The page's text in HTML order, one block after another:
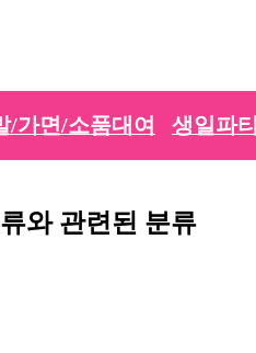
/가면/소품대여 생일파티
와 관련된 분류